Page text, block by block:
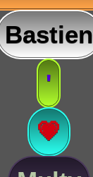
Bastien
'
💗